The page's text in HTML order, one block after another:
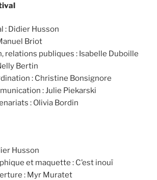
: Didier Husson
Briot
relations publiques : Isabelle Duboille
Bertin
: Christine Bonsignore
: Julie Piekarski
: Olivia Bordin
Husson
et maquette : C’est inouï
: Myr Muratet